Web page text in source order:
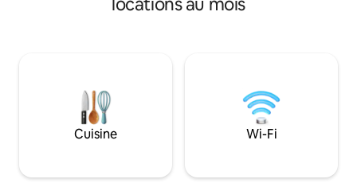
Cuisine Wi-Fi